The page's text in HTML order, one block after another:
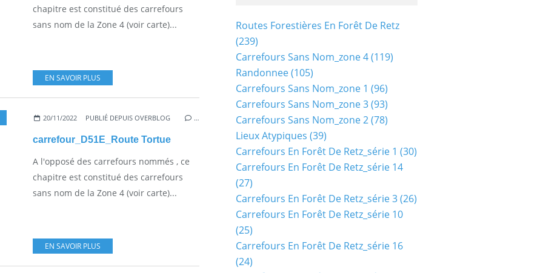
chapitre est constitué des carrefours
sans nom de la Zone 4 (voir carte)...
EN SAVOIR PLUS
20/11/2022 PUBLIÉ DEPUIS OVERBLOG …
carrefour_D51E_Route Tortue
A l'opposé des carrefours nommés , ce
chapitre est constitué des carrefours
sans nom de la Zone 4 (voir carte)...
EN SAVOIR PLUS
Routes Forestières En Forêt De Retz
(239)
Carrefours Sans Nom_zone 4(119)
Randonnee(105)
Carrefours Sans Nom_zone 1 (96)
Carrefours Sans Nom_zone 3(93)
Carrefours Sans Nom_zone 2(78)
Lieux Atypiques (39)
Carrefours En Forêt De Retz_série 1 (30)
Carrefours En Forêt De Retz_série 14
(27)
Carrefours En Forêt De Retz_série 3(26)
Carrefours En Forêt De Retz_série 10
(25)
Carrefours En Forêt De Retz_série 16
(24)